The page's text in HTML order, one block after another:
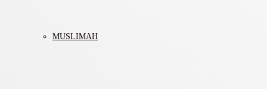
MUSLIMAH